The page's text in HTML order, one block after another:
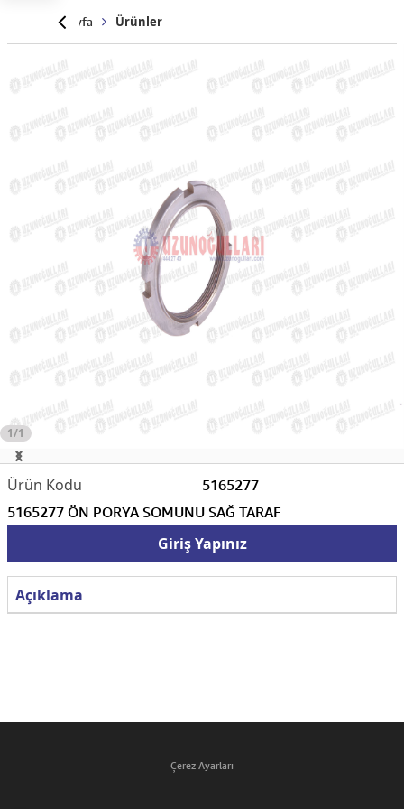
Anasayfa Ürünler
1/1
5165277
5165277 ÖN PORYA SOMUNU SAĞ TARAF
Giriş Yapınız
Açıklama
Çerez Ayarları